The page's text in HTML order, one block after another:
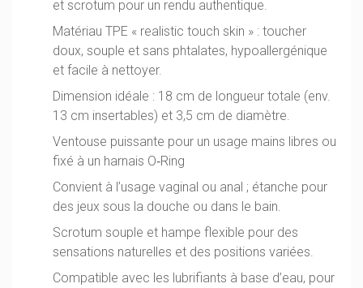
et scrotum pour un rendu authentique.
Matériau TPE « realistic touch skin » : toucher
doux, souple et sans phtalates, hypoallergénique
et facile à nettoyer.
Dimension idéale : 18 cm de longueur totale (env.
13 cm insertables) et 3,5 cm de diamètre.
Ventouse puissante pour un usage mains libres ou
fixé à un harnais O‑Ring
Convient à l’usage vaginal ou anal ; étanche pour
des jeux sous la douche ou dans le bain.
Scrotum souple et hampe flexible pour des
sensations naturelles et des positions variées.
Compatible avec les lubrifiants à base d’eau, pour